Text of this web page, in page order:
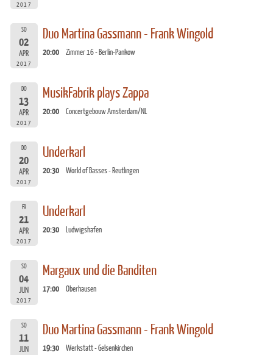
2017
SO
02
APR
2017
Duo Martina Gassmann - Frank Wingold
20:00 Zimmer 16 - Berlin-Pankow
DO
13
APR
2017
MusikFabrik plays Zappa
20:00 Concertgebouw Amsterdam/NL
DO
20
APR
2017
Underkarl
20:30 World of Basses - Reutlingen
FR
21
APR
2017
Underkarl
20:30 Ludwigshafen
SO
04
JUN
2017
Margaux und die Banditen
17:00 Oberhausen
SO
11
JUN
Duo Martina Gassmann - Frank Wingold
19:30 Werkstatt - Gelsenkirchen